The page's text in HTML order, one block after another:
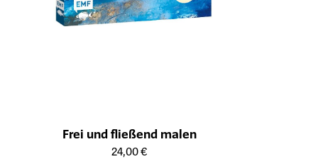
Frei und fließend malen
Öffnet die Detailseite des Produkts
24,00 €